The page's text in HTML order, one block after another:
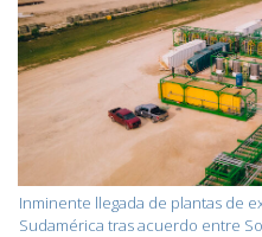
Inminente llegada de plantas de
Sudamérica tras acuerdo entre